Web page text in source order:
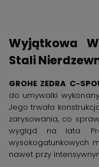
Wyjątkowa
Stali
GROHE ZEDRA C-
do umywalki
Jego trwała
zarysowania, co
wygląd na lata.
wysokogatunkowych
nawet przy